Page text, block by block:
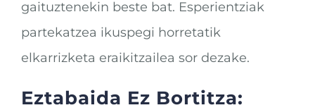
gaituztenekin beste bat. Esperientziak
partekatzea ikuspegi horretatik
elkarrizketa eraikitzailea sor dezake.
Eztabaida Ez Bortitza: